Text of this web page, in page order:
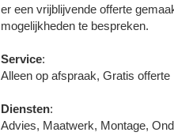
er een vrijblijvende offerte
mogelijkheden te bespreken.
Service:
Alleen op afspraak, Gratis offerte
Diensten:
Advies, Maatwerk, Montage,